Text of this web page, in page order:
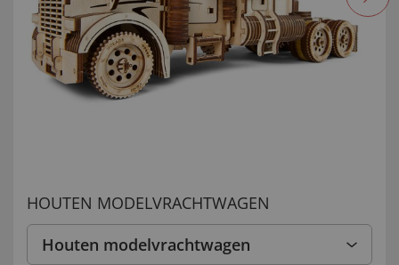
HOUTEN MODELVRACHTWAGEN
Houten modelvrachtwagen